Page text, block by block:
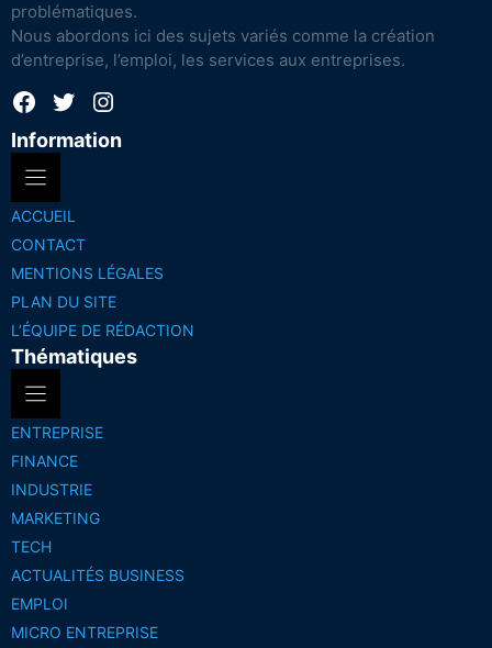
problématiques.
Nous abordons ici des sujets variés comme la création
d’entreprise, l’emploi, les services aux entreprises.
Facebook
TwitterInstagram
Information
ACCUEIL
CONTACT
MENTIONS LÉGALES
PLAN DU SITE
L’ÉQUIPE DE RÉDACTION
Thématiques
ENTREPRISE
FINANCE
INDUSTRIE
MARKETING
TECH
ACTUALITÉS BUSINESS
EMPLOI
MICRO ENTREPRISE